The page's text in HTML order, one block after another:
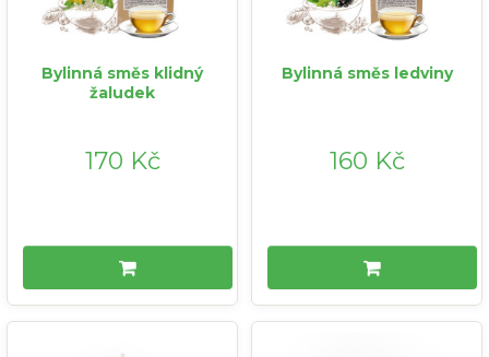
Bylinná směs klidný
žaludek
170 Kč
Bylinná směs ledviny
160 Kč